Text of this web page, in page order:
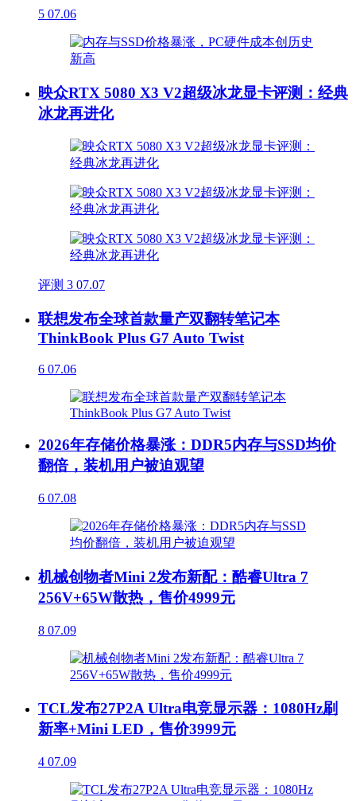
5 07.06
映众RTX 5080 X3 V2超级冰龙显卡评测：经典
冰龙再进化
评测 3 07.07
联想发布全球首款量产双翻转笔记本
ThinkBook Plus G7 Auto Twist
6 07.06
2026年存储价格暴涨：DDR5内存与SSD均价
翻倍，装机用户被迫观望
6 07.08
机械创物者Mini 2发布新配：酷睿Ultra 7
256V+65W散热，售价4999元
8 07.09
TCL发布27P2A Ultra电竞显示器：1080Hz刷
新率+Mini LED，售价3999元
4 07.09